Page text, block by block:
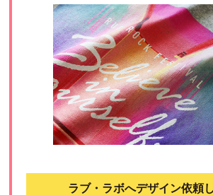
ラブ・ラボへデザイン依頼